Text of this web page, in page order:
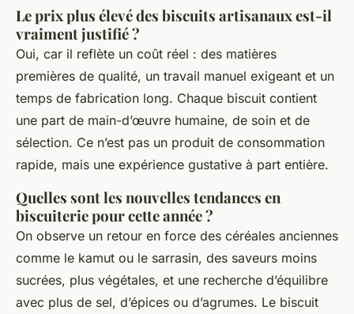
Le prix plus élevé des biscuits artisanaux est-il
vraiment justifié ?
Oui, car il reflète un coût réel : des matières
premières de qualité, un travail manuel exigeant et un
temps de fabrication long. Chaque biscuit contient
une part de main-d’œuvre humaine, de soin et de
sélection. Ce n’est pas un produit de consommation
rapide, mais une expérience gustative à part entière.
Quelles sont les nouvelles tendances en
biscuiterie pour cette année ?
On observe un retour en force des céréales anciennes
comme le kamut ou le sarrasin, des saveurs moins
sucrées, plus végétales, et une recherche d’équilibre
avec plus de sel, d’épices ou d’agrumes. Le biscuit